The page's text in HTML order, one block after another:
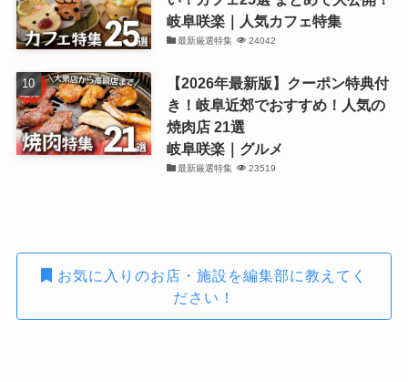
岐阜咲楽｜人気カフェ特集
最新厳選特集 24042
【2026年最新版】クーポン特典付
き！岐阜近郊でおすすめ！人気の
焼肉店 21選
岐阜咲楽｜グルメ
最新厳選特集 23519
お気に入りのお店・施設を編集部に教えてく
ださい！